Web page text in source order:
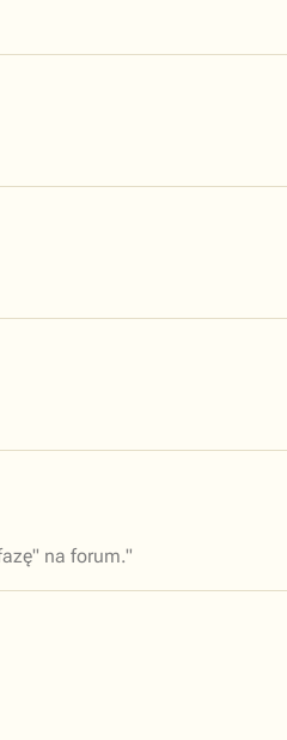
na forum."